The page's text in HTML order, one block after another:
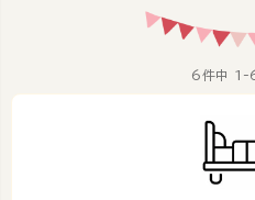
6件中 1 -